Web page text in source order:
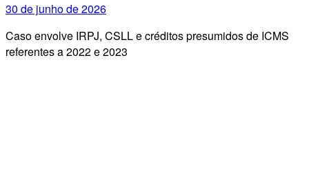
30 de junho de 2026
Caso envolve IRPJ, CSLL e créditos presumidos de ICMS
referentes a 2022 e 2023